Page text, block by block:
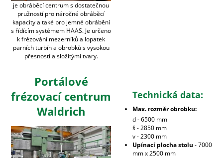
je obráběcí centrum s dostatečnou
pružností pro náročné obráběcí
kapacity a také pro jemné obrábění
s řídícím systémem HAAS. Je určeno
k frézování mezerníků a lopatek
parních turbín a obrobků s vysokou
přesností a složitými tvary.
Portálové
frézovací centrum
Waldrich
Technická data:
Max. rozměr obrobku:
d - 6500 mm
š - 2850 mm
v - 2300 mm
Upínací plocha stolu - 7000
mm x 2500 mm